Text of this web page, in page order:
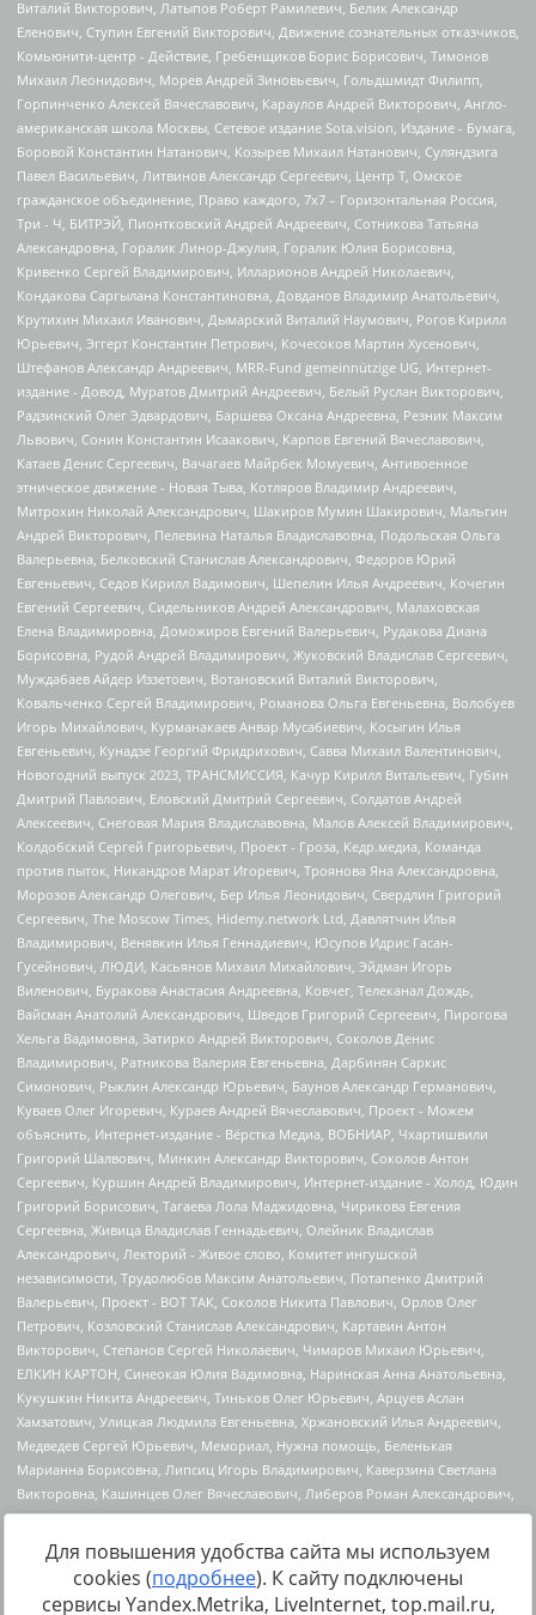
https://minjust.gov.ru/uploaded/files/reestr-
Для повышения удобства сайта мы используем
cookies (подробнее). К сайту подключены
сервисы Yandex.Metrika, LiveInternet, top.mail.ru,